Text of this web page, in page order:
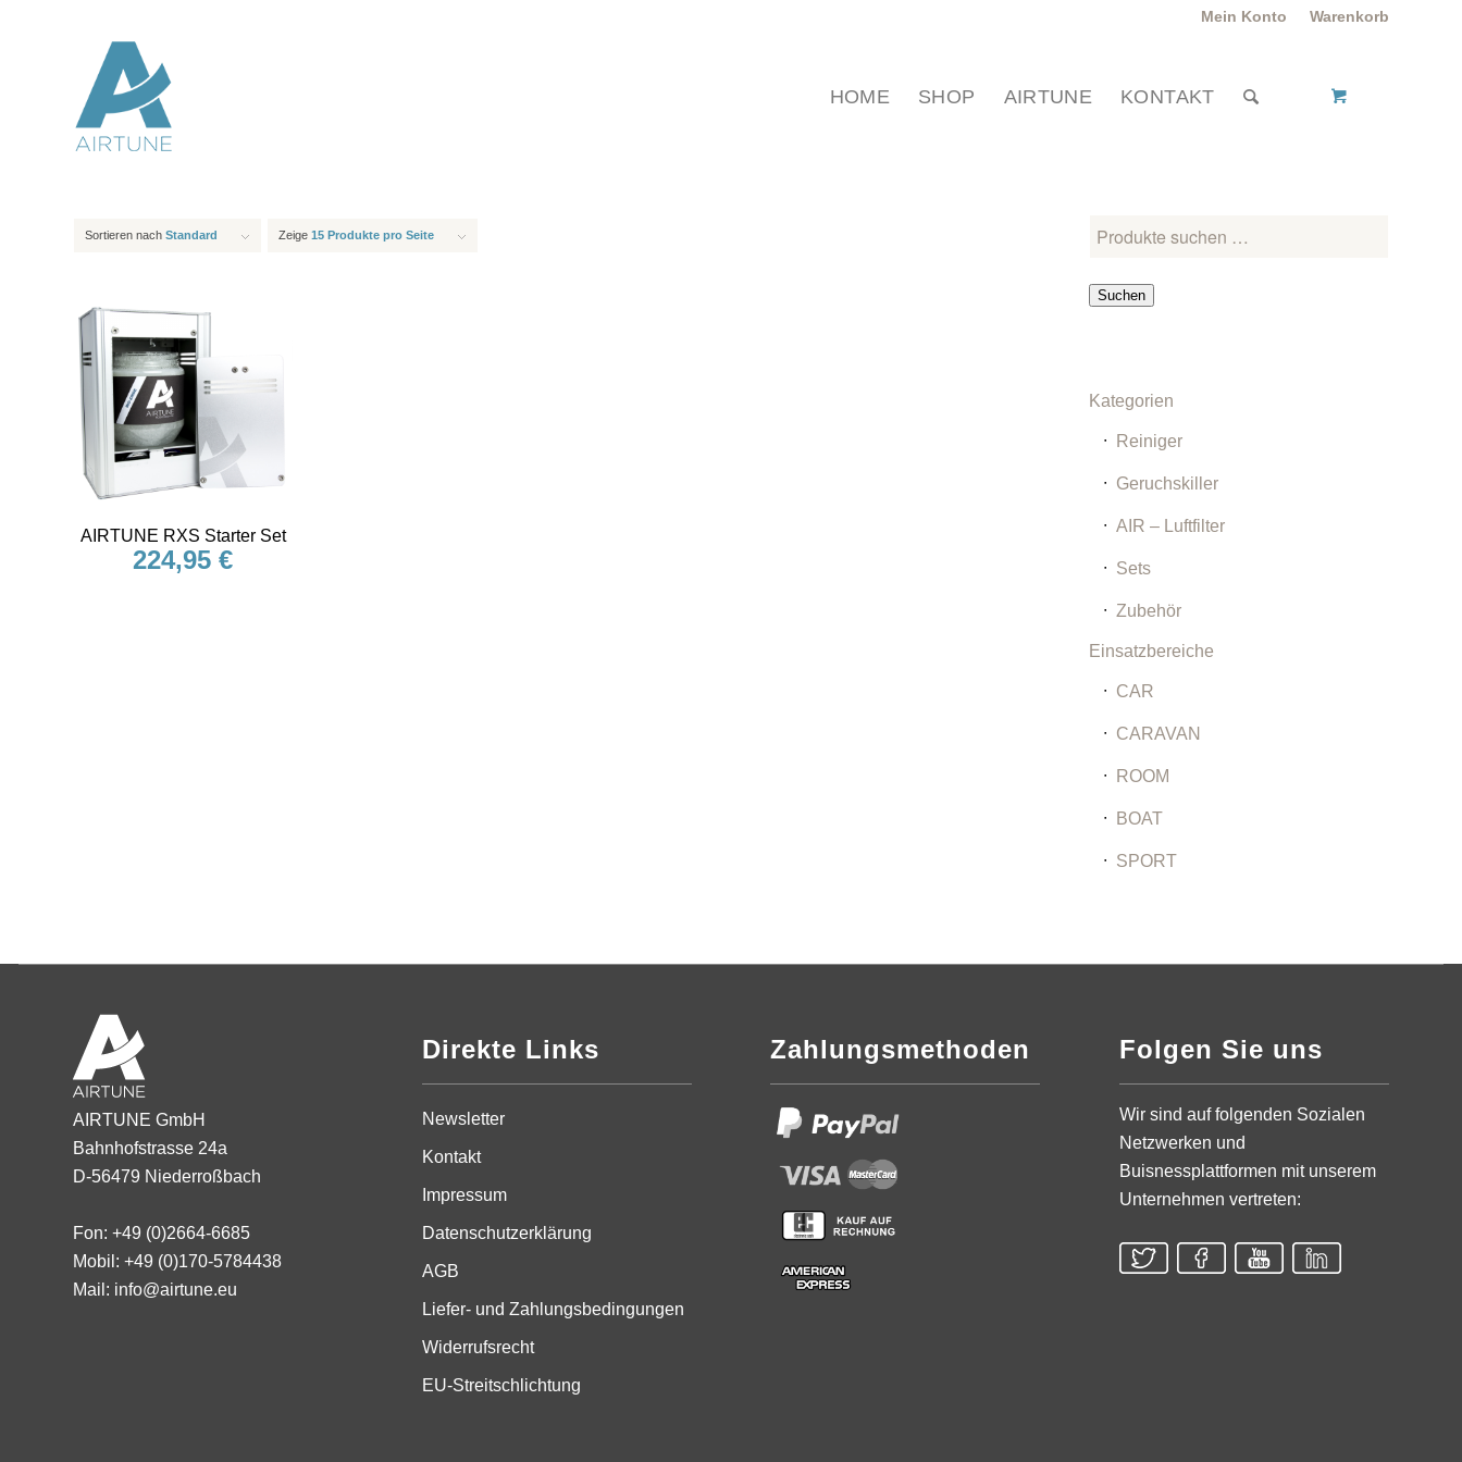
Mein Konto Warenkorb
HOME SHOP AIRTUNE KONTAKT
Sortieren nach Standard Zeige 15 Produkte pro Seite
AIRTUNE RXS Starter Set
224,95€
Suchen
Kategorien
Reiniger
Geruchskiller
AIR – Luftfilter
Sets
Zubehör
Einsatzbereiche
CAR
CARAVAN
ROOM
BOAT
SPORT
AIRTUNE GmbH
Bahnhofstrasse 24a
D-56479 Niederroßbach
Fon: +49 (0)2664-6685
Mobil: +49 (0)170-5784438
Mail: info@airtune.eu
Direkte Links
Newsletter
Kontakt
Impressum
Datenschutzerklärung
AGB
Liefer- und Zahlungsbedingungen
Widerrufsrecht
EU-Streitschlichtung
Zahlungsmethoden Folgen Sie uns
Wir sind auf folgenden Sozialen
Netzwerken und
Buisnessplattformen mit unserem
Unternehmen vertreten: